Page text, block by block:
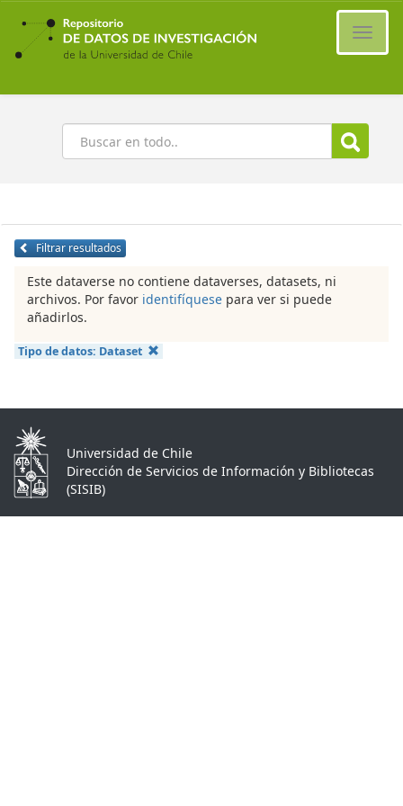
Ir
contenido
principal
Buscar
Filtrar resultados
Este dataverse no contiene dataverses, datasets, ni
archivos. Por favor identifíquese para ver si puede
añadirlos.
Tipo de datos: Dataset
Universidad de Chile
Dirección de Servicios de Información y Bibliotecas
(SISIB)